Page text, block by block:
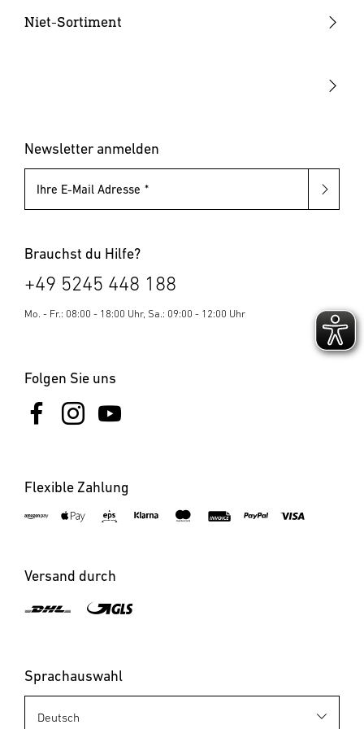
Hammertacker
Niet-Sortiment
Blindnietmuttern
Newsletter anmelden
Ihre E-Mail Adresse
Brauchst du Hilfe?
+49 5245 448 188
Mo. - Fr.: 08:00 - 18:00 Uhr, Sa.: 09:00 - 12:00 Uhr
Folgen Sie uns
Flexible Zahlung
Versand durch
Sprachauswahl